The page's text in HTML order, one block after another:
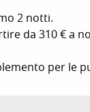
2 notti.
da 310 € a
per le